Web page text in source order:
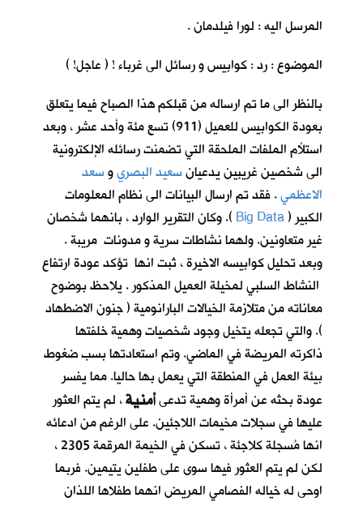
المرسل اليه : لورا فيلدمان .
الموضوع : رد : كوابيس و رسائل الى غرباء ! ( عاجل! )
بالنظر الى ما تم ارساله من قبلكم هذا الصباح فيما يتعلق
بعودة الكوابيس للعميل (911) تسع مئة وأحد عشر ، وبعد
استلأم الملفات الملحقة التي تضمنت رسائله الإلكترونية
الى شخصين غريبين يدعيانسعيد البصريوسعد
الاعظمي. فقد تم ارسال البيانات الى نظام المعلومات
الكبير (Big Data ). وكان التقرير الوارد ، بانهما شخصان
غير متعاونين. ولهما نشاطات سرية و مدونات مريبة .
وبعد تحليل كوابيسه الاخيرة ، ثبت انها تؤكد عودة ارتفاع
النشاط السلبي لمخيلة العميل المذكور . يلاحظ بوضوح
معاناته من متلازمة الخيالات البارانومية ( جنون الاضطهاد
). والتي تجعله يتخيل وجود شخصيات وهمية خلفتها
ذاكرته المريضة في الماضي. وتم استعادتها بسب ضغوط
بيئة العمل في المنطقة التي يعمل بها حاليا. مما يفسر
عودة بحثه عن أمرأة وهمية تدعىأمنية، لم يتم العثور
عليها في سجلات مخيمات اللاجئين. على الرغم من ادعائه
انها مُسجلة كلاجئة ، تسكن في الخيمة المرقمة 2305 ،
لكن لم يتم العثور فيها سوى على طفلين يتيمين. فربما
اوحى له خياله الفصامي المريض انهما طفلاها اللذان